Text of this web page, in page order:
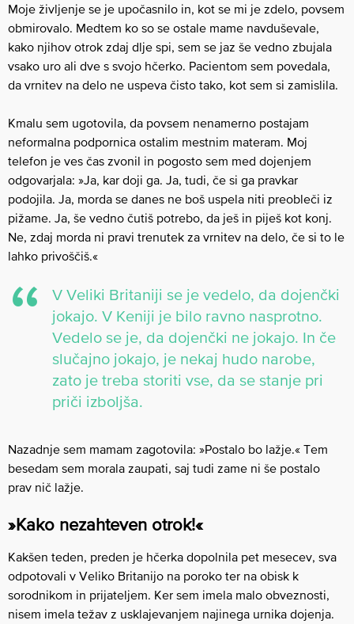
Moje življenje se je upočasnilo in, kot se mi je zdelo, povsem
obmirovalo. Medtem ko so se ostale mame navduševale,
kako njihov otrok zdaj dlje spi, sem se jaz še vedno zbujala
vsako uro ali dve s svojo hčerko. Pacientom sem povedala,
da vrnitev na delo ne uspeva čisto tako, kot sem si zamislila.
Kmalu sem ugotovila, da povsem nenamerno postajam
neformalna podpornica ostalim mestnim materam. Moj
telefon je ves čas zvonil in pogosto sem med dojenjem
odgovarjala: »Ja, kar doji ga. Ja, tudi, če si ga pravkar
podojila. Ja, morda se danes ne boš uspela niti preobleči iz
pižame. Ja, še vedno čutiš potrebo, da ješ in piješ kot konj.
Ne, zdaj morda ni pravi trenutek za vrnitev na delo, če si to le
lahko privoščiš.«
V Veliki Britaniji se je vedelo, da dojenčki
jokajo. V Keniji je bilo ravno nasprotno.
Vedelo se je, da dojenčki ne jokajo. In če
slučajno jokajo, je nekaj hudo narobe,
zato je treba storiti vse, da se stanje pri
priči izboljša.
Nazadnje sem mamam zagotovila: »Postalo bo lažje.« Tem
besedam sem morala zaupati, saj tudi zame ni še postalo
prav nič lažje.
»Kako nezahteven otrok!«
Kakšen teden, preden je hčerka dopolnila pet mesecev, sva
odpotovali v Veliko Britanijo na poroko ter na obisk k
sorodnikom in prijateljem. Ker sem imela malo obveznosti,
nisem imela težav z usklajevanjem najinega urnika dojenja.